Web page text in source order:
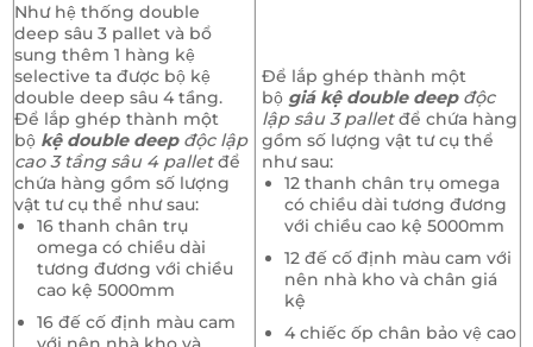
Như hệ thống double
deep sâu 3 pallet và bổ
sung thêm 1 hàng kệ
selective ta được bộ kệ
double deep sâu 4 tầng.
Để lắp ghép thành một
bộ kệ double deep độc lập
cao 3 tầng sâu 4 palletđể
chứa hàng gồm số lượng
vật tư cụ thể như sau:
16 thanh chân trụ
omega có chiều dài
tương đương với chiều
cao kệ 5000mm
16 đế cố định màu cam
Để lắp ghép thành một
bộ giá kệ double deep độc
lập sâu 3 palletđể chứa hàng
gồm số lượng vật tư cụ thể
như sau:
12 thanh chân trụ omega
có chiều dài tương đương
với chiều cao kệ 5000mm
12 đế cố định màu cam với
nên nhà kho và chân giá
kệ
4 chiếc ốp chân bảo vệ cao